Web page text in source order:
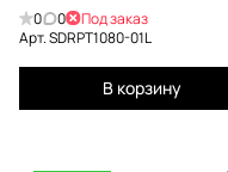
0 0
Под заказ
Арт.SDRPT1080-01L
В корзину